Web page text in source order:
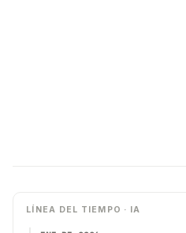
LÍNEA DEL TIEMPO · IA